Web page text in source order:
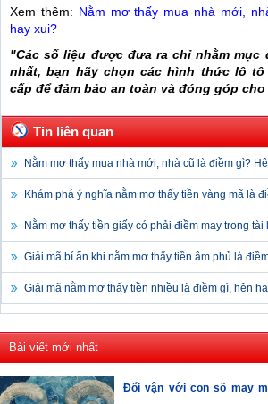
Xem thêm: Nằm mơ thấy mua nhà mới,
hay xui?
"Các số liệu được đưa ra chỉ nhằm mục
nhất, bạn hãy chọn các hình thức lô
cấp để đảm bảo an toàn và đóng góp
Tin liên quan
Nằm mơ thấy mua nhà mới, nhà cũ là điềm gì?
Khám phá ý nghĩa nằm mơ thấy tiền vàng mã là
Nằm mơ thấy tiền giấy có phải điềm may trong tài
Giải mã bí ẩn khi nằm mơ thấy tiền âm phủ là
Giải mã nằm mơ thấy tiền nhiều là điềm gì, hên
Bài viết mới nhất
Đổi vận với con số may